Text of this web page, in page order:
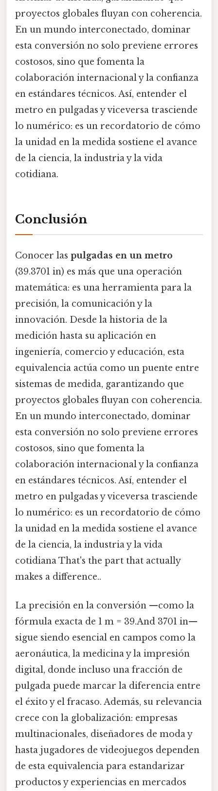
proyectos globales fluyan con coherencia.
En un mundo interconectado, dominar
esta conversión no solo previene errores
costosos, sino que fomenta la
colaboración internacional y la confianza
en estándares técnicos. Así, entender el
metro en pulgadas y viceversa trasciende
lo numérico: es un recordatorio de cómo
la unidad en la medida sostiene el avance
de la ciencia, la industria y la vida
cotidiana.
Conclusión
Conocer las pulgadas en un metro
(39.3701 in) es más que una operación
matemática: es una herramienta para la
precisión, la comunicación y la
innovación. Desde la historia de la
medición hasta su aplicación en
ingeniería, comercio y educación, esta
equivalencia actúa como un puente entre
sistemas de medida, garantizando que
proyectos globales fluyan con coherencia.
En un mundo interconectado, dominar
esta conversión no solo previene errores
costosos, sino que fomenta la
colaboración internacional y la confianza
en estándares técnicos. Así, entender el
metro en pulgadas y viceversa trasciende
lo numérico: es un recordatorio de cómo
la unidad en la medida sostiene el avance
de la ciencia, la industria y la vida
cotidiana That's the part that actually
makes a difference..
La precisión en la conversión —como la
fórmula exacta de 1 m = 39.And 3701 in—
sigue siendo esencial en campos como la
aeronáutica, la medicina y la impresión
digital, donde incluso una fracción de
pulgada puede marcar la diferencia entre
el éxito y el fracaso. Además, su relevancia
crece con la globalización: empresas
multinacionales, diseñadores de moda y
hasta jugadores de videojuegos dependen
de esta equivalencia para estandarizar
productos y experiencias en mercados